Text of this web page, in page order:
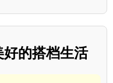
的搭档生活